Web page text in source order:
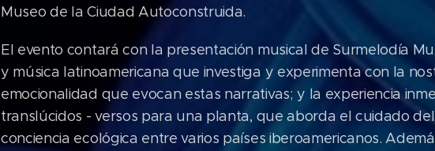
Museo de la Ciudad Autoconstruida.
El evento contará con la presentación musical de Surmelodía
y música latinoamericana que investiga y experimenta con la
emocionalidad que evocan estas narrativas; y la experiencia
translúcidos - versos para una planta, que aborda el cuidado
conciencia ecológica entre varios países iberoamericanos.